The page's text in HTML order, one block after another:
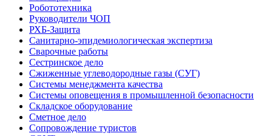
Робототехника
Руководители ЧОП
РХБ-Защита
Санитарно-эпидемиологическая экспертиза
Сварочные работы
Сестринское дело
Сжиженные углеводородные газы (СУГ)
Системы менеджмента качества
Системы оповещения в промышленной безопасности
Складское оборудование
Сметное дело
Сопровождение туристов